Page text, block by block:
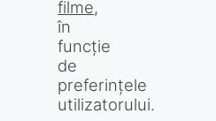
filme,
în
funcție
de
preferințele
utilizatorului.